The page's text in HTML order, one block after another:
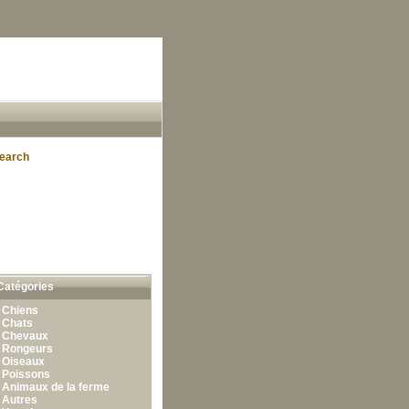
Chiens
Chats
Chevaux
Rongeurs
Oiseaux
Poissons
Animaux de la ferme
Autres